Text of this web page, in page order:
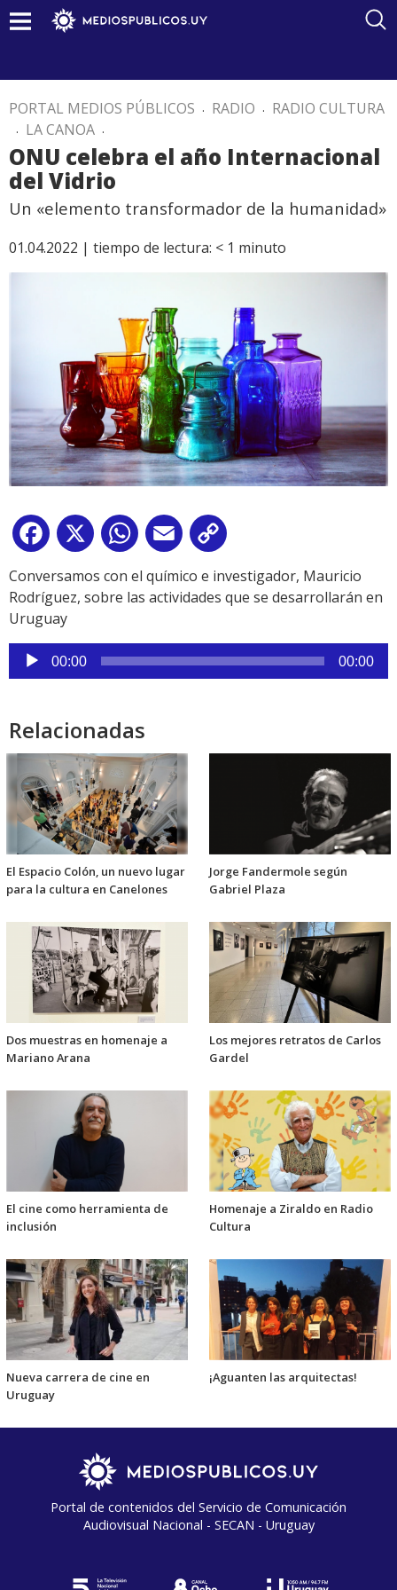
PORTAL MEDIOS PÚBLICOS . RADIO . RADIO CULTURA
. LA CANOA .
ONU celebra el año Internacional
del Vidrio
Un «elemento transformador de la humanidad»
01.04.2022 | tiempo de lectura: < 1 minuto
Facebook
X WhatsApp
Email
Link
Conversamos con el químico e investigador, Mauricio
Rodríguez, sobre las actividades que se desarrollarán en
Uruguay
Reproductor
de
00:00 00:00
Relacionadas
El Espacio Colón, un nuevo lugar
para la cultura en Canelones
Jorge Fandermole según
Gabriel Plaza
Dos muestras en homenaje a
Mariano Arana
Los mejores retratos de Carlos
Gardel
El cine como herramienta de
inclusión
Homenaje a Ziraldo en Radio
Cultura
Nueva carrera de cine en
Uruguay
¡Aguanten las arquitectas!
Portal de contenidos del Servicio de Comunicación
Audiovisual Nacional - SECAN - Uruguay